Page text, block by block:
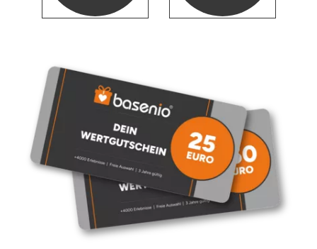
Nesselwang
Neumünster
Nidda
Nordwestmecklenburg